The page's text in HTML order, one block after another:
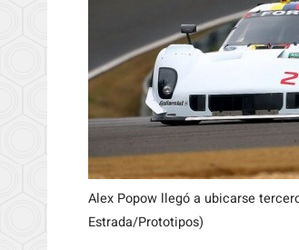
Alex Popow llegó a ubicarse
Estrada/Prototipos)